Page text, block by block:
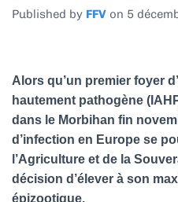
l
Published by FFV on 5
Alors qu’un premier foyer
hautement pathogène
dans le Morbihan fin
d’infection en Europe se
l’Agriculture et de la
décision d’élever à son
épizootique.